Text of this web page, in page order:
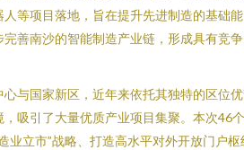
等项目落地，旨在提升先进制造的基础能
善南沙的智能制造产业链，形成具有竞
与国家新区，近年来依托其独特的区位
吸引了大量优质产业项目集聚。本次46
业立市”战略、打造高水平对外开放门户枢